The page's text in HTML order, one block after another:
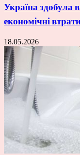
Україна здобула
економічні
18.05.2026